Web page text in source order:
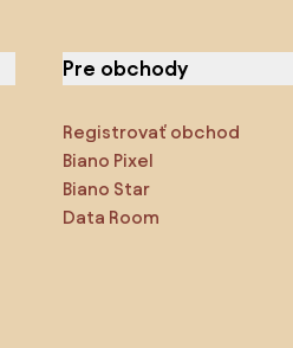
Pre obchody
Registrovať obchod
Biano Pixel
Biano Star
Data Room